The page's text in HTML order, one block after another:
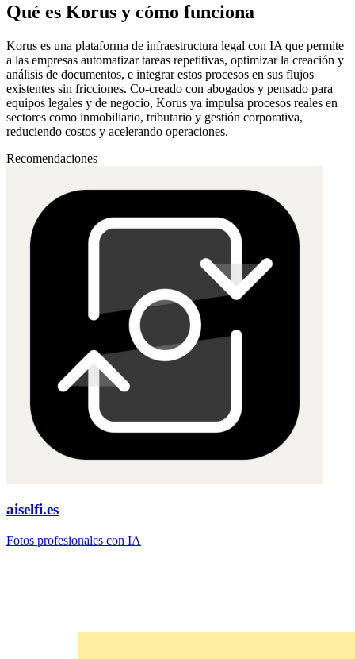
Qué es Korus y cómo funciona
Korus es una plataforma de infraestructura legal con IA que permite
a las empresas automatizar tareas repetitivas, optimizar la creación y
análisis de documentos, e integrar estos procesos en sus flujos
existentes sin fricciones. Co-creado con abogados y pensado para
equipos legales y de negocio, Korus ya impulsa procesos reales en
sectores como inmobiliario, tributario y gestión corporativa,
reduciendo costos y acelerando operaciones.
Recomendaciones
aiselfi.es
Fotos profesionales con IA